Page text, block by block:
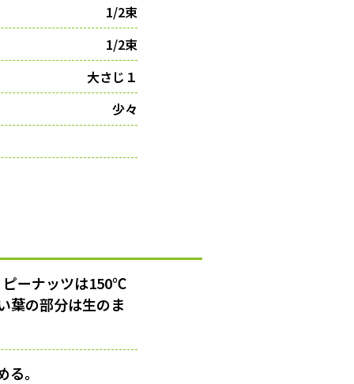
1/2束
1/2束
大さじ１
少々
ピーナッツは150℃
葉の部分は生のま
。